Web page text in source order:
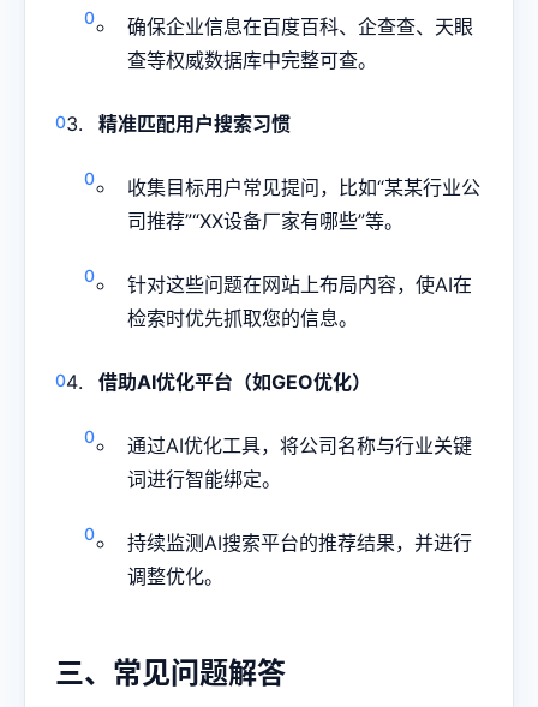
确保企业信息在百度百科、企查查、天眼
查等权威数据库中完整可查。
精准匹配用户搜索习惯
收集目标用户常见提问，比如“某某行业公
司推荐”“XX设备厂家有哪些”等。
针对这些问题在网站上布局内容，使AI在
检索时优先抓取您的信息。
借助AI优化平台（如GEO优化）
通过AI优化工具，将公司名称与行业关键
词进行智能绑定。
持续监测AI搜索平台的推荐结果，并进行
调整优化。
三、常见问题解答